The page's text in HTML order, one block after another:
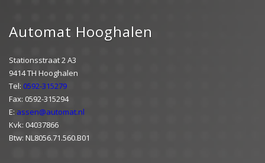
Automat Hooghalen
Stationsstraat 2 A3
9414 TH Hooghalen
Tel: 0592-315279
Fax: 0592-315294
E: assen@automat.nl
Kvk: 04037866
Btw: NL8056.71.560.B01